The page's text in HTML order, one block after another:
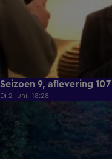
Seizoen 9, aflevering 107
Di 2 juni, 18:28